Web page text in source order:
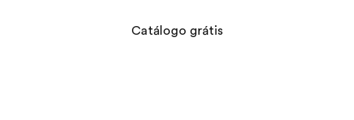
Catálogo grátis